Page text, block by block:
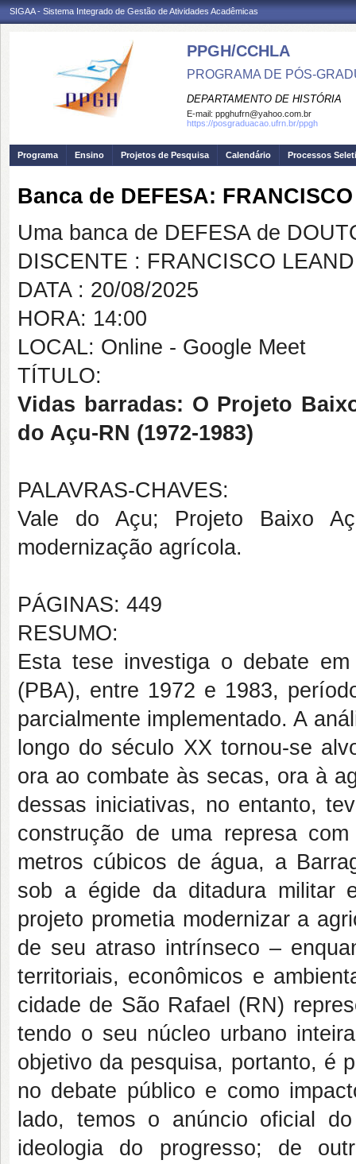
SIGAA - Sistema Integrado de Gestão de Atividades Acadêmicas
PPGH/CCHLA
PROGRAMA DE PÓS-
DEPARTAMENTO DE HISTÓRIA
E-mail: ppghufrn@yahoo.com.br
https://posgraduacao.ufrn.br/ppgh
Programa Ensino Projetos de Pesquisa Calendário Processos
Banca de DEFESA:
Uma banca de DEFESA de
DISCENTE : FRANCISCO
DATA : 20/08/2025
HORA: 14:00
LOCAL: Online - Google Meet
TÍTULO:
Vidas barradas: O Projeto
do Açu-RN (1972-1983)
PALAVRAS-CHAVES:
Vale do Açu; Projeto Baixo
modernização agrícola.
PÁGINAS: 449
RESUMO:
Esta tese investiga o debate
(PBA), entre 1972 e 1983,
parcialmente implementado. A
longo do século XX tornou-se
ora ao combate às secas, ora à
dessas iniciativas, no entanto,
construção de uma represa
metros cúbicos de água, a
sob a égide da ditadura militar
projeto prometia modernizar a
de seu atraso intrínseco –
territoriais, econômicos e
cidade de São Rafael (RN)
tendo o seu núcleo urbano
objetivo da pesquisa, portanto, é
no debate público e como
lado, temos o anúncio oficial
ideologia do progresso; de